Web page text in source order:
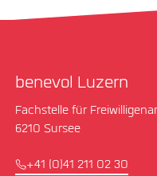
benevol Luzern
Fachstelle für
6210 Sursee
+41 (0)41 211 02 30